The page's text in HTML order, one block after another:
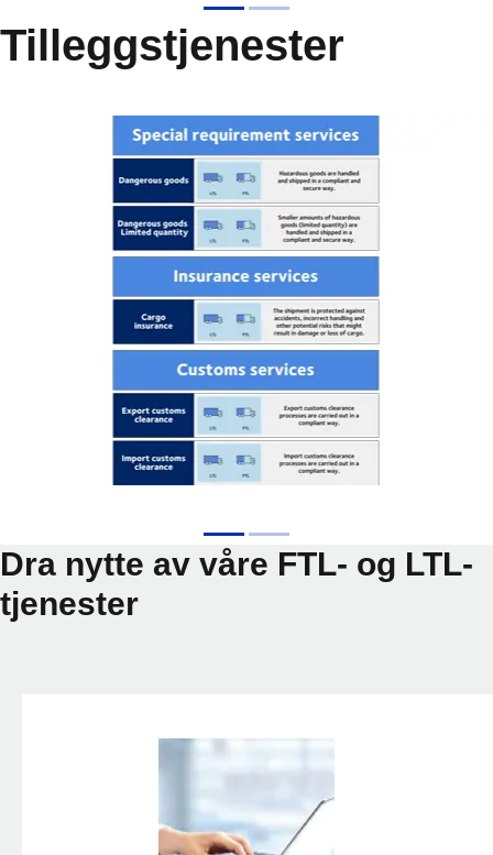
Tilleggstjenester
Dra nytte av våre FTL- og LTL-
tjenester